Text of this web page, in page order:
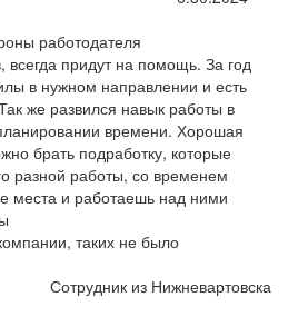
работодателя
всегда придут на помощь. За год
в нужном направлении и есть
же развился навык работы в
времени. Хорошая
брать подработку, которые
разной работы, со временем
места и работаешь над ними
таких не было
Сотрудник из Нижневартовска